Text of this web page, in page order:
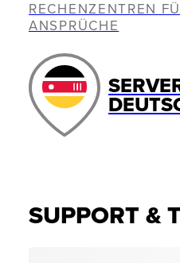
RECHENZENTREN
ANSPRÜCHE
SUPPORT &